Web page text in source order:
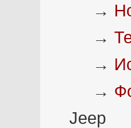
→
→
→
→
Jeep